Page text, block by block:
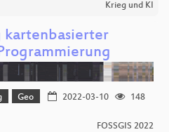
Krieg und KI
kartenbasierter
Geo 2022-03-10
148
FOSSGIS 2022